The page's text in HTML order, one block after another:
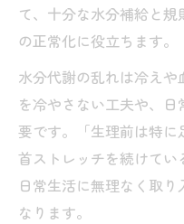
て、十分な水分補給と
の正常化に役立ちます。
水分代謝の乱れは冷え
を冷やさない工夫や、
要です。「生理前は特
首ストレッチを続けてい
日常生活に無理なく取
なります。